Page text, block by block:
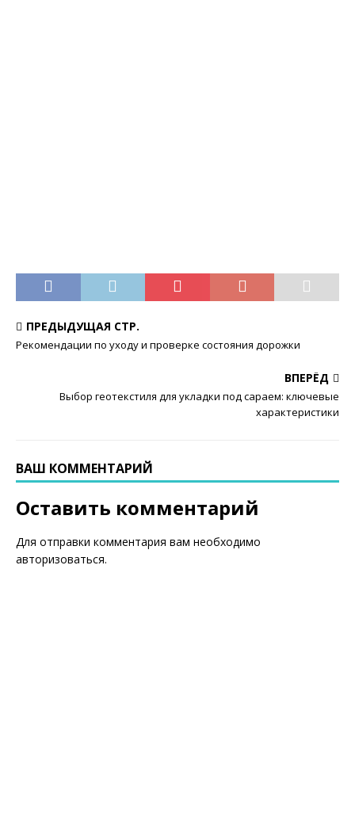
ПРЕДЫДУЩАЯ СТР.
Рекомендации по уходу и проверке состояния дорожки
ВПЕРЁД
Выбор геотекстиля для укладки под сараем: ключевые
характеристики
ВАШ КОММЕНТАРИЙ
Оставить комментарий
Для отправки комментария вам необходимо
авторизоваться.